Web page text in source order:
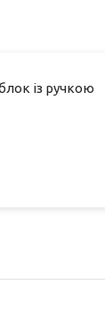
із ручкою